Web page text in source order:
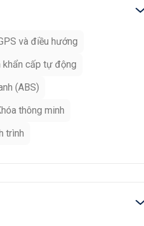
và điều hướng
khẩn cấp tự động
(ABS)
thông minh
trình